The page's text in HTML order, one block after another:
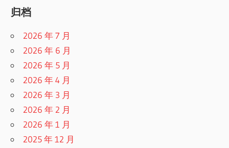
归档
2026 年 7 月
2026 年 6 月
2026 年 5 月
2026 年 4 月
2026 年 3 月
2026 年 2 月
2026 年 1 月
2025 年 12 月